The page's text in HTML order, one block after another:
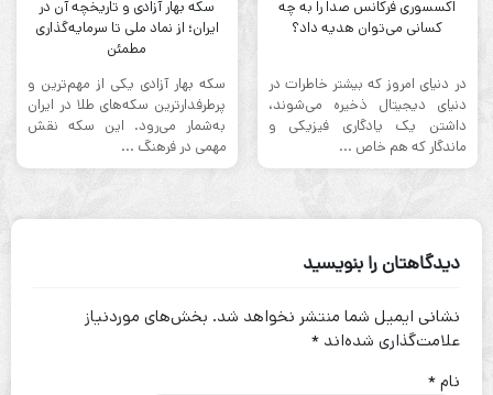
اکسسوری فرکانس صدا را به چه
کسانی می‌توان هدیه داد؟
در دنیای امروز که بیشتر خاطرات در
دنیای دیجیتال ذخیره می‌شوند،
داشتن یک یادگاری فیزیکی و
ماندگار که هم خاص ...
سکه بهار آزادی و تاریخچه آن در
ایران؛ از نماد ملی تا سرمایه‌گذاری
مطمئن
سکه بهار آزادی یکی از مهم‌ترین و
پرطرفدارترین سکه‌های طلا در ایران
به‌شمار می‌رود. این سکه نقش
مهمی در فرهنگ ...
دیدگاهتان را بنویسید
نشانی ایمیل شما منتشر نخواهد شد. بخش‌های موردنیاز
علامت‌گذاری شده‌اند *
نام*